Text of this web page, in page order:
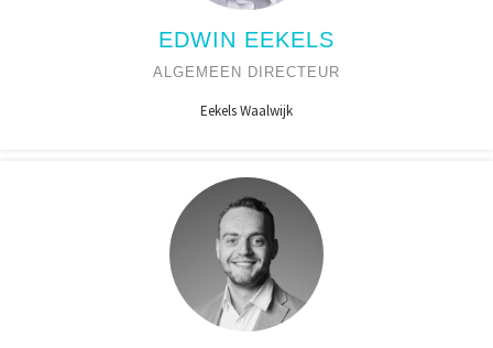
EDWIN EEKELS
ALGEMEEN DIRECTEUR
Eekels Waalwijk